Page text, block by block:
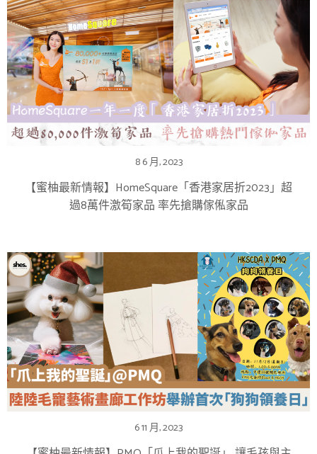
8 6 月, 2023
【蜜柚最新情報】HomeSquare「香港家居折2023」超
過8萬件激筍家品 率先搶購傢俬家品
6 11 月, 2023